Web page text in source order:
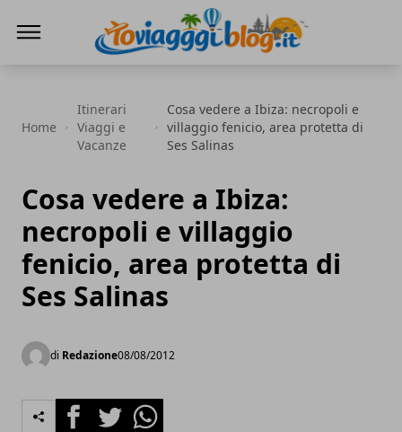
Home
Itinerari
Viaggi e
Vacanze
Cosa vedere a Ibiza: necropoli e
villaggio fenicio, area protetta di
Ses Salinas
Cosa vedere a Ibiza:
necropoli e villaggio
fenicio, area protetta di
Ses Salinas
di Redazione08/08/2012
FacebookTwitterWhatsapp